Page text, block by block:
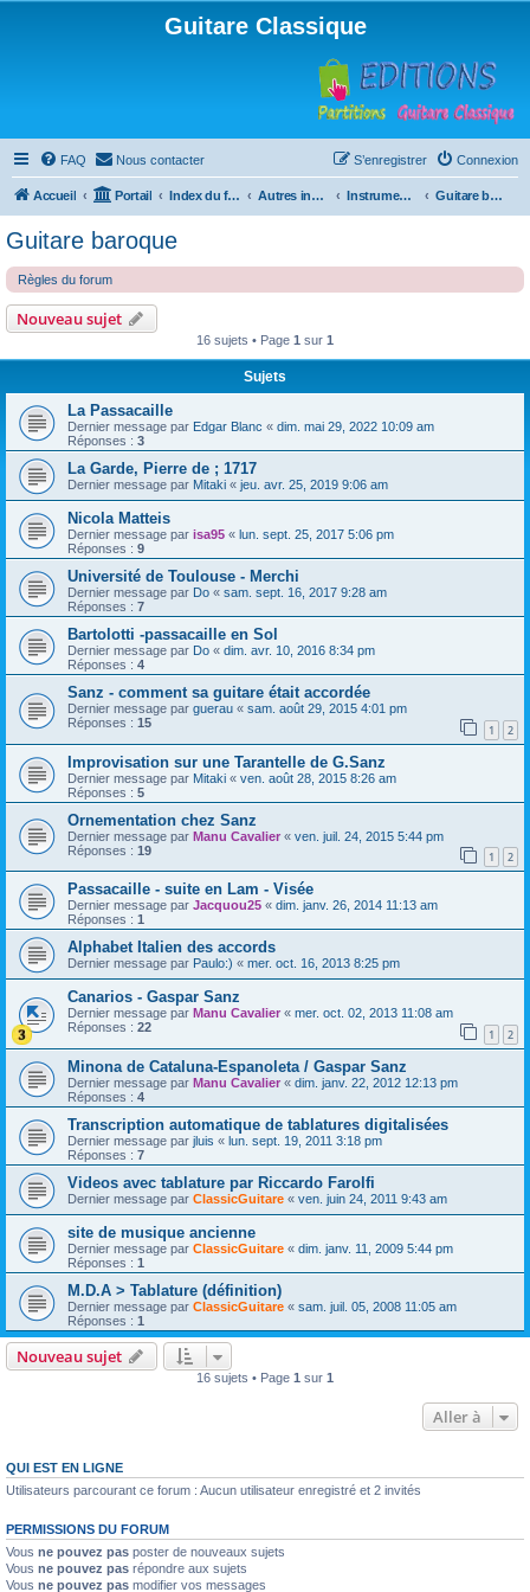
Guitare Classique
FAQ Nous contacter Connexion
S’enregistrer
Accueil Portail Index du forum Autres instruments à cordes pincées, ou styles Instruments anciens Guitare baroque
Guitare baroque
Règles du forum
Nouveau sujet
16 sujets • Page 1 sur 1
Sujets
La Passacaille
Dernier message par Edgar Blanc « dim. mai 29, 2022 10:09 am
Réponses : 3
La Garde, Pierre de ; 1717
Dernier message par Mitaki « jeu. avr. 25, 2019 9:06 am
Nicola Matteis
Dernier message par isa95 « lun. sept. 25, 2017 5:06 pm
Réponses : 9
Université de Toulouse - Merchi
Dernier message par Do « sam. sept. 16, 2017 9:28 am
Réponses : 7
Bartolotti -passacaille en Sol
Dernier message par Do « dim. avr. 10, 2016 8:34 pm
Réponses : 4
Sanz - comment sa guitare était accordée
Dernier message par guerau « sam. août 29, 2015 4:01 pm
Réponses : 15 1 2
Improvisation sur une Tarantelle de G.Sanz
Dernier message par Mitaki « ven. août 28, 2015 8:26 am
Réponses : 5
Ornementation chez Sanz
Dernier message par Manu Cavalier « ven. juil. 24, 2015 5:44 pm
Réponses : 19 1 2
Passacaille - suite en Lam - Visée
Dernier message par Jacquou25 « dim. janv. 26, 2014 11:13 am
Réponses : 1
Alphabet Italien des accords
Dernier message par Paulo:) « mer. oct. 16, 2013 8:25 pm
Canarios - Gaspar Sanz
Dernier message par Manu Cavalier « mer. oct. 02, 2013 11:08 am
Réponses : 22 1 2
Minona de Cataluna-Espanoleta / Gaspar Sanz
Dernier message par Manu Cavalier « dim. janv. 22, 2012 12:13 pm
Réponses : 4
Transcription automatique de tablatures digitalisées
Dernier message par jluis « lun. sept. 19, 2011 3:18 pm
Réponses : 7
Videos avec tablature par Riccardo Farolfi
Dernier message par ClassicGuitare « ven. juin 24, 2011 9:43 am
site de musique ancienne
Dernier message par ClassicGuitare « dim. janv. 11, 2009 5:44 pm
Réponses : 1
M.D.A > Tablature (définition)
Dernier message par ClassicGuitare « sam. juil. 05, 2008 11:05 am
Réponses : 1
Nouveau sujet
16 sujets • Page 1 sur 1
Aller à
QUI EST EN LIGNE
Utilisateurs parcourant ce forum : Aucun utilisateur enregistré et 2 invités
PERMISSIONS DU FORUM
Vous ne pouvez pas poster de nouveaux sujets
Vous ne pouvez pas répondre aux sujets
Vous ne pouvez pas modifier vos messages